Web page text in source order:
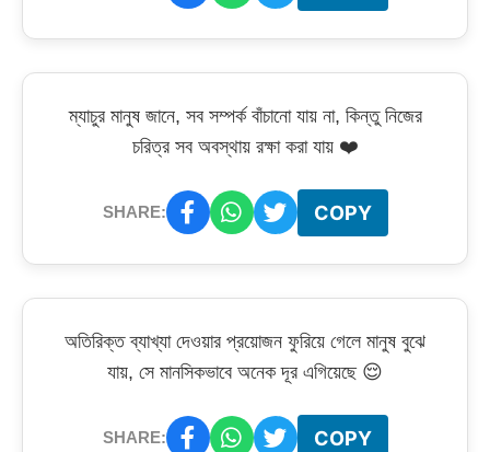
ম্যাচুর মানুষ জানে, সব সম্পর্ক বাঁচানো যায় না, কিন্তু নিজের
চরিত্র সব অবস্থায় রক্ষা করা যায় ❤️
SHARE: COPY
অতিরিক্ত ব্যাখ্যা দেওয়ার প্রয়োজন ফুরিয়ে গেলে মানুষ বুঝে
যায়, সে মানসিকভাবে অনেক দূর এগিয়েছে 😌
SHARE: COPY